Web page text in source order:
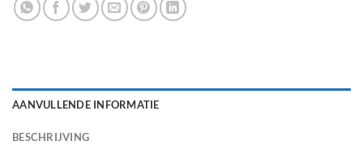
AANVULLENDE INFORMATIE
BESCHRIJVING